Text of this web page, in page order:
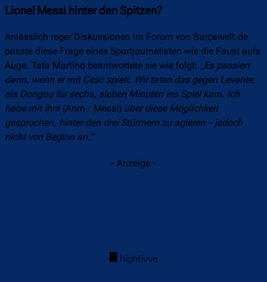
Lionel Messi hinter den Spitzen?
Anlässlich reger Diskussionen im Forum von Barçawelt.de
passte diese Frage eines Sportjournalisten wie die Faust aufs
Auge. Tata Martino beantwortete sie wie folgt: „Es passiert
dann, wenn er mit Cesc spielt. Wir taten das gegen Levante,
als Dongou für sechs, sieben Minuten ins Spiel kam. Ich
habe mit ihm (Anm.: Messi) über diese Möglichkeit
gesprochen, hinter den drei Stürmern zu agieren – jedoch
nicht von Beginn an.“
- Anzeige -